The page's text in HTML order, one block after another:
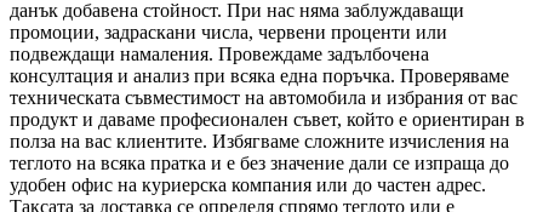
данък добавена стойност. При нас няма заблуждаващи
промоции, задраскани числа, червени проценти или
подвеждащи намаления. Провеждаме задълбочена
консултация и анализ при всяка една поръчка. Проверяваме
техническата съвместимост на автомобила и избрания от вас
продукт и даваме професионален съвет, който е ориентиран в
полза на вас клиентите. Избягваме сложните изчисления на
теглото на всяка пратка и е без значение дали се изпраща до
удобен офис на куриерска компания или до частен адрес.
Таксата за доставка се определя спрямо теглото или е